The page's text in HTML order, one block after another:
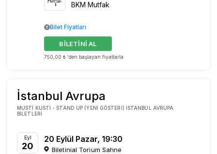
BKM Mutfak
750,00 ₺ 'den başlayan fiyatlarla
BİLETİNİ AL
Bilet Fiyatları
İstanbul Avrupa
MUSTI KUSTI - STAND UP (YENI GÖSTERI) İSTANBUL AVRUPA
BILETLERI
Eyl
20
20 Eylül Pazar, 19:30
Biletinial Torium Sahne